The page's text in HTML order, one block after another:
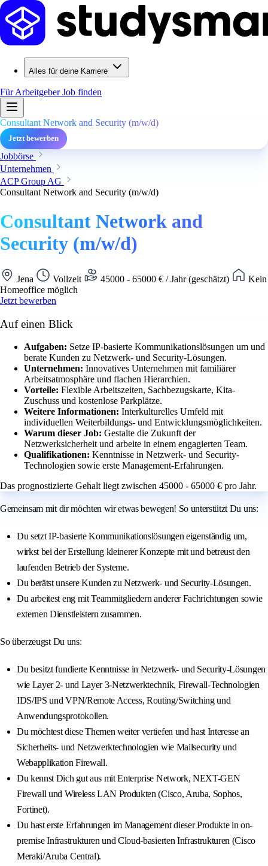
Alles für deine Karriere
Für ArbeitgeberJob finden
Consultant Network and Security (m/w/d)
Jetzt bewerben
Jobbörse
Unternehmen
ACP Group AG
Consultant Network and Security (m/w/d)
Consultant Network and
Security (m/w/d)
Jena Vollzeit 45000 - 65000 € / Jahr (geschätzt)
Kein
Homeoffice möglich
Jetzt bewerben
Auf einen Blick
Aufgaben: Setze IP-basierte Kommunikationslösungen um und
berate Kunden zu Netzwerk- und Security-Lösungen.
Unternehmen: Innovatives Unternehmen mit familiärer
Arbeitsatmosphäre und flachen Hierarchien.
Vorteile: Flexible Arbeitszeiten, Sachbezugskarte, Kita-
Zuschuss und kostenlose Parkplätze.
Weitere Informationen: Interkulturelles Umfeld mit
individuellen Weiterbildungs- und Entwicklungsmöglichkeiten.
Warum dieser Job: Gestalte die Zukunft der
Netzwerksicherheit und arbeite in einem engagierten Team.
Qualifikationen: Kenntnisse in Netzwerk- und Security-
Technologien sowie erste Management-Erfahrungen.
Das prognostizierte Gehalt liegt zwischen 45000 - 65000 € pro Jahr.
Gemeinsam mit dir möchten wir etwas bewegen! So unterstützt Du uns:
Du setzt IP-basierte Kommunikationslösungen eigenständig um,
wirkst bei der Erstellung kleinerer Konzepte mit und betreust den
laufenden Betrieb der Systeme.
Du berätst unsere Kunden zu Netzwerk- und Security-Lösungen.
Du arbeitest eng mit Teammitgliedern anderer Fachrichtungen sowie
externen Dienstleistern zusammen.
So überzeugst Du uns:
Du besitzt fundierte Kenntnisse in Netzwerk- und Security-Lösungen
wie Layer 2- und Layer 3-Netzwerktechnik, Firewall-Technologien
IDS/IPS und VPN/Remote Access, Routing/Switching und
Anwendungsprotokollen.
Du möchtest diese Themen weiter vertiefen und hast Interesse an
Sicherheits- und Netzwerktechnologien wie Mailsecurity und
Webapplikation Firewall.
Du kennst Dich gut aus mit Enterprise Network, NEXT-GEN
Firewall und Wireless LAN Produkten (Cisco, Aruba, Sophos,
Fortinet).
Du hast erste Erfahrungen im Management dieser Produkte in on-
premise Infrastrukturen und Cloud-basierten Infrastrukturen (Cisco
Meraki/Aruba Central).